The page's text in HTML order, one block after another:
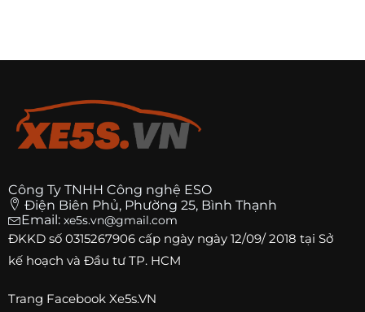
Công Ty TNHH Công nghệ ESO
Điện Biên Phủ, Phường 25, Bình Thạnh
Email: xe5s.vn@gmail.com
ĐKKD số 0315267906 cấp ngày ngày 12/09/ 2018 tại Sở
kế hoạch và Đầu tư TP. HCM
Trang Facebook Xe5s.VN